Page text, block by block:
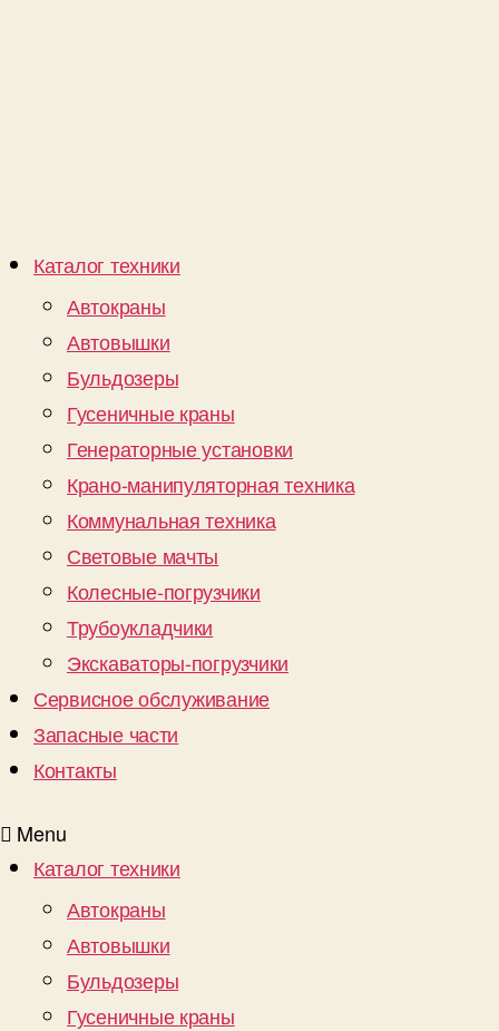
Каталог техники
Автокраны
Автовышки
Бульдозеры
Гусеничные краны
Генераторные установки
Крано-манипуляторная техника
Коммунальная техника
Световые мачты
Колесные-погрузчики
Трубоукладчики
Экскаваторы-погрузчики
Сервисное обслуживание
Запасные части
Контакты
Menu
Каталог техники
Автокраны
Автовышки
Бульдозеры
Гусеничные краны